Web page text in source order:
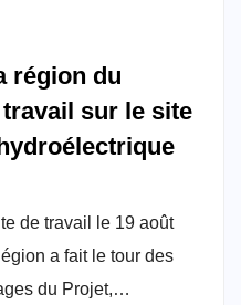
région du
sur le site
de travail le 19 août
a fait le tour des
du Projet,…